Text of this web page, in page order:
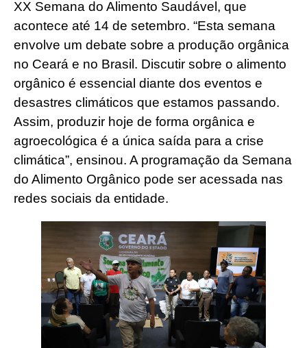
XX Semana do Alimento Saudável, que
acontece até 14 de setembro. “Esta semana
envolve um debate sobre a produção orgânica
no Ceará e no Brasil. Discutir sobre o alimento
orgânico é essencial diante dos eventos e
desastres climáticos que estamos passando.
Assim, produzir hoje de forma orgânica e
agroecológica é a única saída para a crise
climática”, ensinou. A programação da Semana
do Alimento Orgânico pode ser acessada nas
redes sociais da entidade.